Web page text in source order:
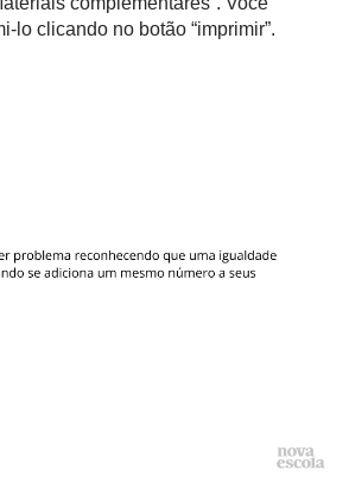
lo clicando no botão “imprimir”.